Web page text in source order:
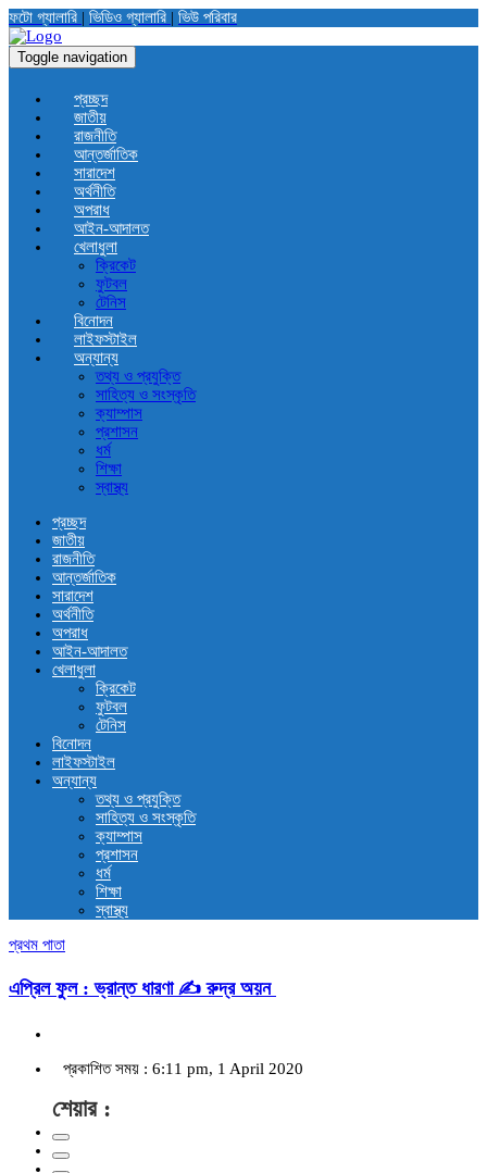
ফটো গ্যালারি | ভিডিও গ্যালারি | ভিউ পরিবার
Toggle navigation
প্রচ্ছদ
জাতীয়
রাজনীতি
আন্তর্জাতিক
সারাদেশ
অর্থনীতি
অপরাধ
আইন-আদালত
খেলাধুলা
ক্রিকেট
ফুটবল
টেনিস
বিনোদন
লাইফস্টাইল
অন্যান্য
তথ্য ও প্রযুক্তি
সাহিত্য ও সংস্কৃতি
ক্যাম্পাস
প্রশাসন
ধর্ম
শিক্ষা
স্বাস্থ্য
প্রচ্ছদ
জাতীয়
রাজনীতি
আন্তর্জাতিক
সারাদেশ
অর্থনীতি
অপরাধ
আইন-আদালত
খেলাধুলা
ক্রিকেট
ফুটবল
টেনিস
বিনোদন
লাইফস্টাইল
অন্যান্য
তথ্য ও প্রযুক্তি
সাহিত্য ও সংস্কৃতি
ক্যাম্পাস
প্রশাসন
ধর্ম
শিক্ষা
স্বাস্থ্য
প্রথম পাতা
এপ্রিল ফুল : ভ্রান্ত ধারণা ✍ রুদ্র অয়ন
প্রকাশিত সময় : 6:11 pm, 1 April 2020
শেয়ার :